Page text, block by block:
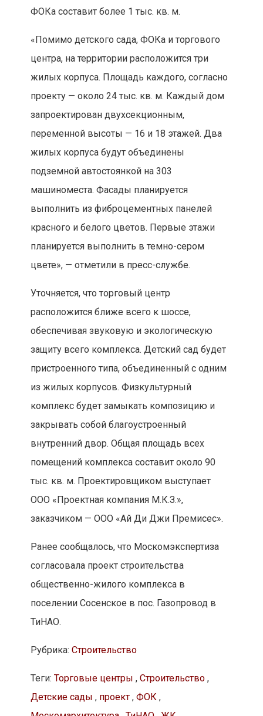
ФОКа составит более 1 тыс. кв. м.
«Помимо детского сада, ФОКа и торгового
центра, на территории расположится три
жилых корпуса. Площадь каждого, согласно
проекту — около 24 тыс. кв. м. Каждый дом
запроектирован двухсекционным,
переменной высоты — 16 и 18 этажей. Два
жилых корпуса будут объединены
подземной автостоянкой на 303
машиноместа. Фасады планируется
выполнить из фиброцементных панелей
красного и белого цветов. Первые этажи
планируется выполнить в темно-сером
цвете», — отметили в пресс-службе.
Уточняется, что торговый центр
расположится ближе всего к шоссе,
обеспечивая звуковую и экологическую
защиту всего комплекса. Детский сад будет
пристроенного типа, объединенный с одним
из жилых корпусов. Физкультурный
комплекс будет замыкать композицию и
закрывать собой благоустроенный
внутренний двор. Общая площадь всех
помещений комплекса составит около 90
тыс. кв. м. Проектировщиком выступает
ООО «Проектная компания М.К.З.»,
заказчиком — ООО «Ай Ди Джи Премисес».
Ранее сообщалось, что Москомэкспертиза
согласовала проект строительства
общественно-жилого комплекса в
поселении Сосенское в пос. Газопровод в
ТиНАО.
Рубрика: Строительство
Теги: Торговые центры , Строительство,
Детские сады , проект, ФОК,